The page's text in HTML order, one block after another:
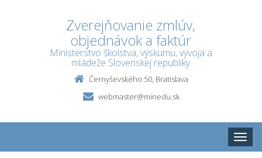
Zverejňovanie zmlúv,
objednávok a faktúr
Ministerstvo školstva, výskumu, vývoja a
mládeže Slovenskej republiky
Černyševského 50, Bratislava
webmaster@minedu.sk
Toggle